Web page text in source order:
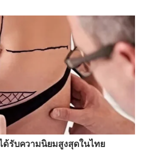
ด้รับความนิยมสูงสุดในไทย